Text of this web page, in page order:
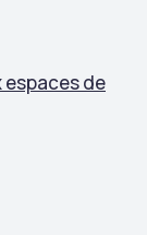
espaces de